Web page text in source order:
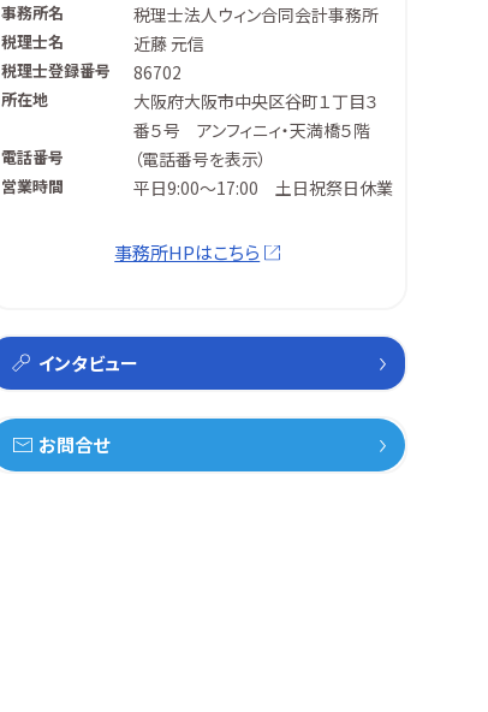
事務所名 税理士法人ウィン合同会計事務所
税理士名 近藤 元信
税理士登録番号 86702
所在地
大阪府大阪市中央区谷町１丁目３
番５号 アンフィニィ・天満橋５階
電話番号 （電話番号を表示）
営業時間 平日9:00～17:00 土日祝祭日休業
事務所HPはこちら
インタビュー
お問合せ